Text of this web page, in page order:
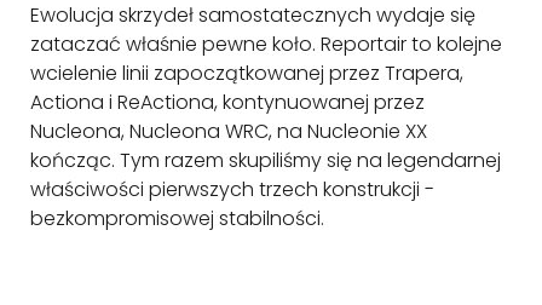
Informacje
Ewolucja skrzydeł samostatecznych wydaje się
zataczać właśnie pewne koło. Reportair to kolejne
wcielenie linii zapoczątkowanej przez Trapera,
Actiona i ReActiona, kontynuowanej przez
Nucleona, Nucleona WRC, na Nucleonie XX
kończąc. Tym razem skupiliśmy się na legendarnej
właściwości pierwszych trzech konstrukcji -
bezkompromisowej stabilności.